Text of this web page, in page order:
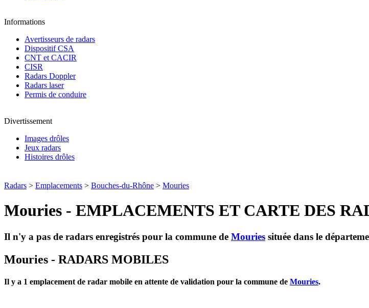
Informations
Avertisseurs de radars
Dispositif CSA
CNT et CACIR
CISR
Radars Doppler
Radars laser
Permis de conduire
Divertissement
Images drôles
Jeux radars
Histoires drôles
Radars > Emplacements > Bouches-du-Rhône > Mouries
Mouries - EMPLACEMENTS ET CARTE DES
Il n'y a pas de radars enregistrés pour la commune de Mouries située dans le
Mouries - RADARS MOBILES
Il y a 1 emplacement de radar mobile en attente de validation pour la commune de Mouries.